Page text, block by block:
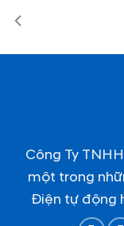
Công Ty
một trong
Điện tự động